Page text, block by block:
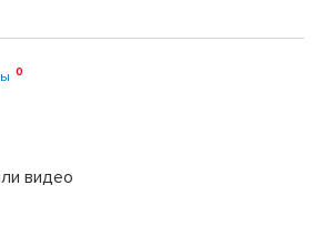
видео